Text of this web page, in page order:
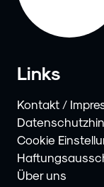
Links
Kontakt /
Cookie
Über uns